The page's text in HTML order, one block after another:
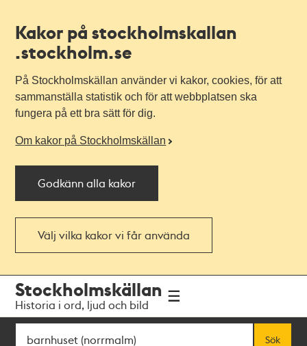
Kakor på stockholmskallan
.stockholm.se
På Stockholmskällan använder vi kakor, cookies, för att
sammanställa statistik och för att webbplatsen ska
fungera på ett bra sätt för dig.
Om kakor på Stockholmskällan
Godkänn alla kakor
Välj vilka kakor vi får använda
navigationen
huvudinnehållet
Stockholmskällan
Historia i ord, ljud och bild
Sök
Sök